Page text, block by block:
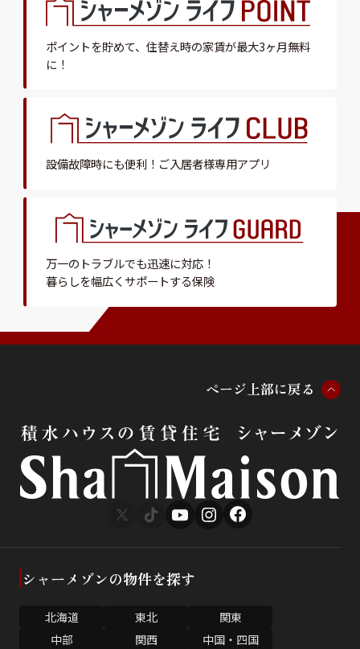
ポイントを貯めて、 住替え時の家賃が最大3ヶ月無料
に！
設備故障時にも便利！ ご入居者様専用アプリ
万一のトラブルでも迅速に対応！
暮らしを幅広くサポートする保険
ページ 上部に戻る
シャーメゾンの物件を探す
北海道 東北
関東
中部
関西
中国・四国